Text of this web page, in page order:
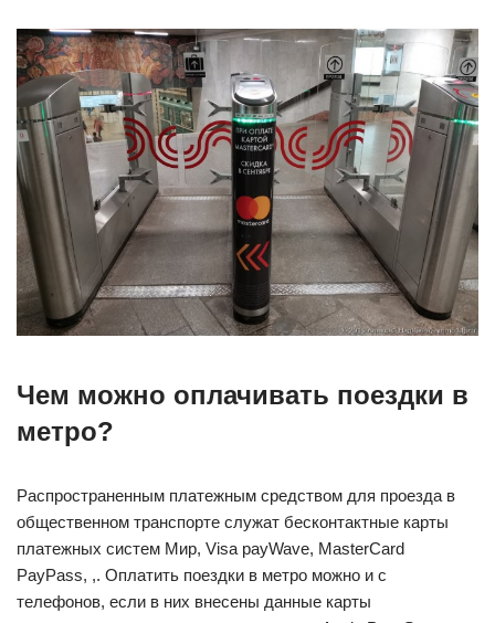
Чем можно оплачивать поездки в
метро?
Распространенным платежным средством для проезда в
общественном транспорте служат бесконтактные карты
платежных систем Мир, Visa payWave, MasterCard
PayPass, ,. Оплатить поездки в метро можно и с
телефонов, если в них внесены данные карты